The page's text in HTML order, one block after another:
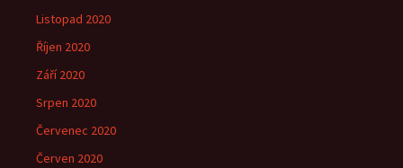
Listopad 2020
Říjen 2020
Září 2020
Srpen 2020
Červenec 2020
Červen 2020